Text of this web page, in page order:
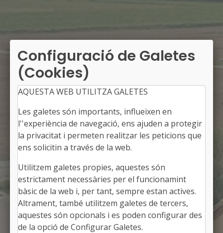
EL POAL
Alcaldessa: Estela Lleonart i Carrillo
El Pla d'Urgell, Lleida
Població: 649
Superfície: 8,87 km2
http://poal.ddl.net
Configuració de Galetes
(Cookies)
AQUESTA WEB UTILITZA GALETES
Les galetes són importants, influeixen en
l''experiència de navegació, ens ajuden a protegir
la privacitat i permeten realitzar les peticions que
ens solicitin a través de la web.
Utilitzem galetes propies, aquestes són
estrictament necessàries per el funcionamint
bàsic de la web i, per tant, sempre estan actives.
Altrament, també utilitzem galetes de tercers,
aquestes són opcionals i es poden configurar des
de la opció de Configurar Galetes.